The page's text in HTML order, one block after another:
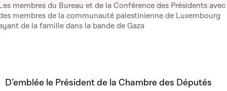
membres du Bureau et de la Conférence des Présidents avec
membres de la communauté palestinienne de Luxembourg
de la famille dans la bande de Gaza
D’emblée le Président de la Chambre des Députés